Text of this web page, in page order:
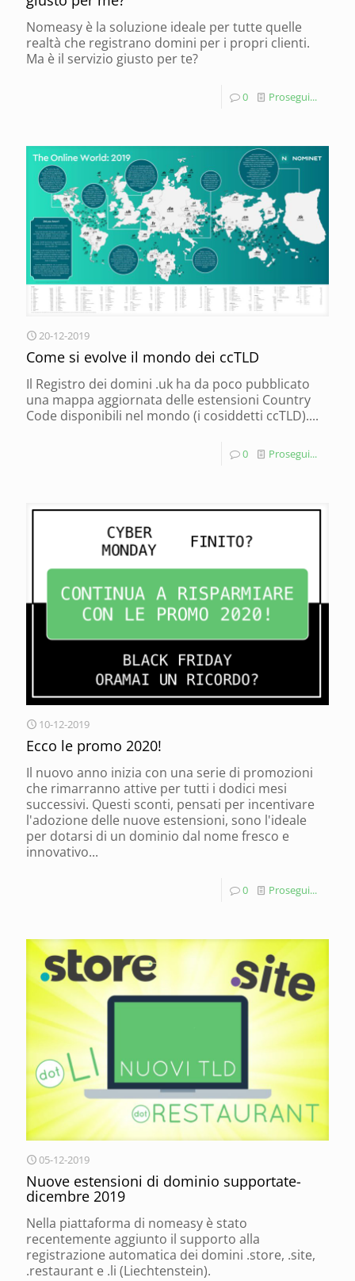
Nomeasy è la soluzione ideale per tutte quelle
realtà che registrano domini per i propri clienti.
Ma è il servizio giusto per te?
0 Prosegui...
20-12-2019
Come si evolve il mondo dei ccTLD
Il Registro dei domini .uk ha da poco pubblicato
una mappa aggiornata delle estensioni Country
Code disponibili nel mondo (i cosiddetti ccTLD)....
0 Prosegui...
10-12-2019
Ecco le promo 2020!
Il nuovo anno inizia con una serie di promozioni
che rimarranno attive per tutti i dodici mesi
successivi. Questi sconti, pensati per incentivare
l'adozione delle nuove estensioni, sono l'ideale
per dotarsi di un dominio dal nome fresco e
innovativo...
0 Prosegui...
05-12-2019
Nuove estensioni di dominio supportate-
dicembre 2019
Nella piattaforma di nomeasy è stato
recentemente aggiunto il supporto alla
registrazione automatica dei domini .store, .site,
.restaurant e .li (Liechtenstein).